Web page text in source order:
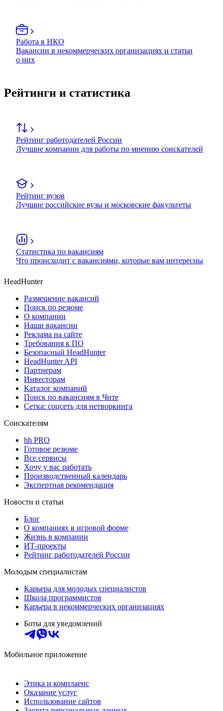
Работа в НКО
Вакансии в некоммерческих организациях и статьи
о них
Рейтинги и статистика
Рейтинг работодателей России
Лучшие компании для работы по мнению соискателей
Рейтинг вузов
Лучшие российские вузы и московские факультеты
Статистика по вакансиям
Что происходит с вакансиями, которые вам интересны
HeadHunter
Размещение вакансий
Поиск по резюме
О компании
Наши вакансии
Реклама на сайте
Требования к ПО
Безопасный HeadHunter
HeadHunter API
Партнерам
Инвесторам
Каталог компаний
Поиск по вакансиям в Чите
Сетка: соцсеть для нетворкинга
Соискателям
hh PRO
Готовое резюме
Все сервисы
Хочу у вас работать
Производственный календарь
Экспертная рекомендация
Новости и статьи
Блог
О компаниях в игровой форме
Жизнь в компании
ИТ-проекты
Рейтинг работодателей России
Молодым специалистам
Карьера для молодых специалистов
Школа программистов
Карьера в некоммерческих организациях
Боты для уведомлений
Мобильное приложение
Этика и комплаенс
Оказание услуг
Использование сайтов